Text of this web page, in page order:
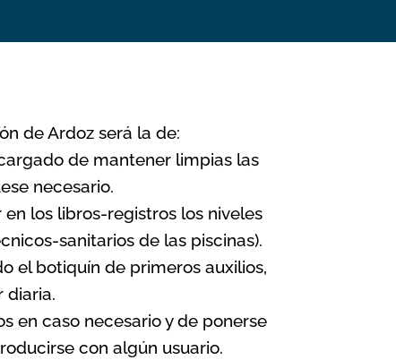
de Ardoz será la de:
de mantener limpias las
necesario.
los libros-registros los niveles
sanitarios de las piscinas).
el botiquín de primeros auxilios,
diaria.
en caso necesario y de ponerse
con algún usuario.